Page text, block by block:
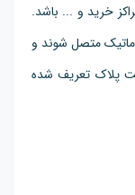
خرید و ... باشد.
متصل شوند و
پلاک تعریف شده